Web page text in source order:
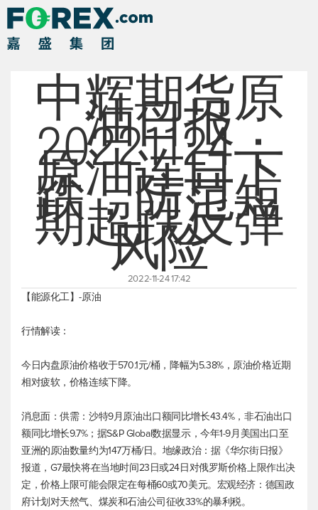
中辉期货原
油日报
20221124：
原油连日下
跌，防范短
期超跌反弹
风险
2022-11-24 17:42
【能源化工】-原油
行情解读：
今日内盘原油价格收于570.1元/桶，降幅为5.38%，原油价格近期
相对疲软，价格连续下降。
消息面：供需：沙特9月原油出口额同比增长43.4%，非石油出口
额同比增长9.7%；据S&P Global数据显示，今年1-9月美国出口至
亚洲的原油数量约为147万桶/日。地缘政治：据《华尔街日报》
报道，G7最快将在当地时间23日或24日对俄罗斯价格上限作出决
定，价格上限可能会限定在每桶60或70美元。宏观经济：德国政
府计划对天然气、煤炭和石油公司征收33%的暴利税。